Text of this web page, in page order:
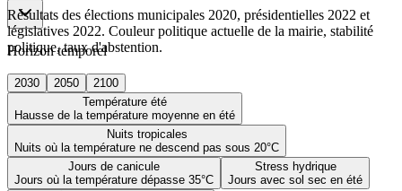
Horizon temporel
2030 2050
2100
Température été
Hausse de la température moyenne en été
Nuits tropicales
Nuits où la température ne descend pas sous 20°C
Jours de canicule
Jours où la température dépasse 35°C
Stress hydrique
Jours avec sol sec en été
Résultats des élections municipales 2020, présidentielles 2022 et
législatives 2022. Couleur politique actuelle de la mairie, stabilité
politique, taux d'abstention.